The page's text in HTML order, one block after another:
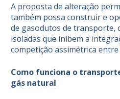
A proposta de alteração
também possa construir e
de gasodutos de transporte,
isoladas que inibem a
competição assimétrica
Como funciona o
gás natural